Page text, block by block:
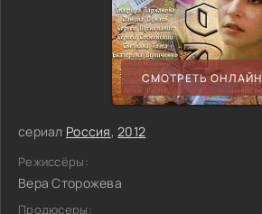
СМОТРЕТЬ ОНЛАЙН
сериал Россия,2012
Режиссёры:
Вера Сторожева
Продюсеры: